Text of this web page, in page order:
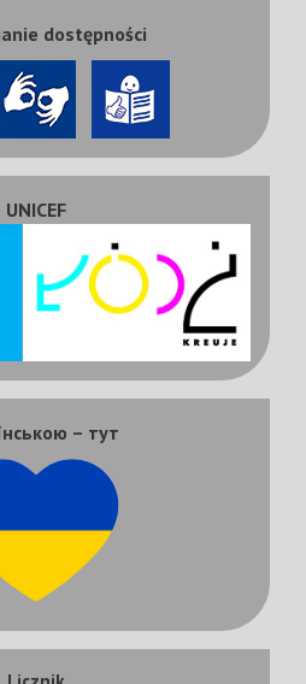
dostępności
UNICEF
– тут